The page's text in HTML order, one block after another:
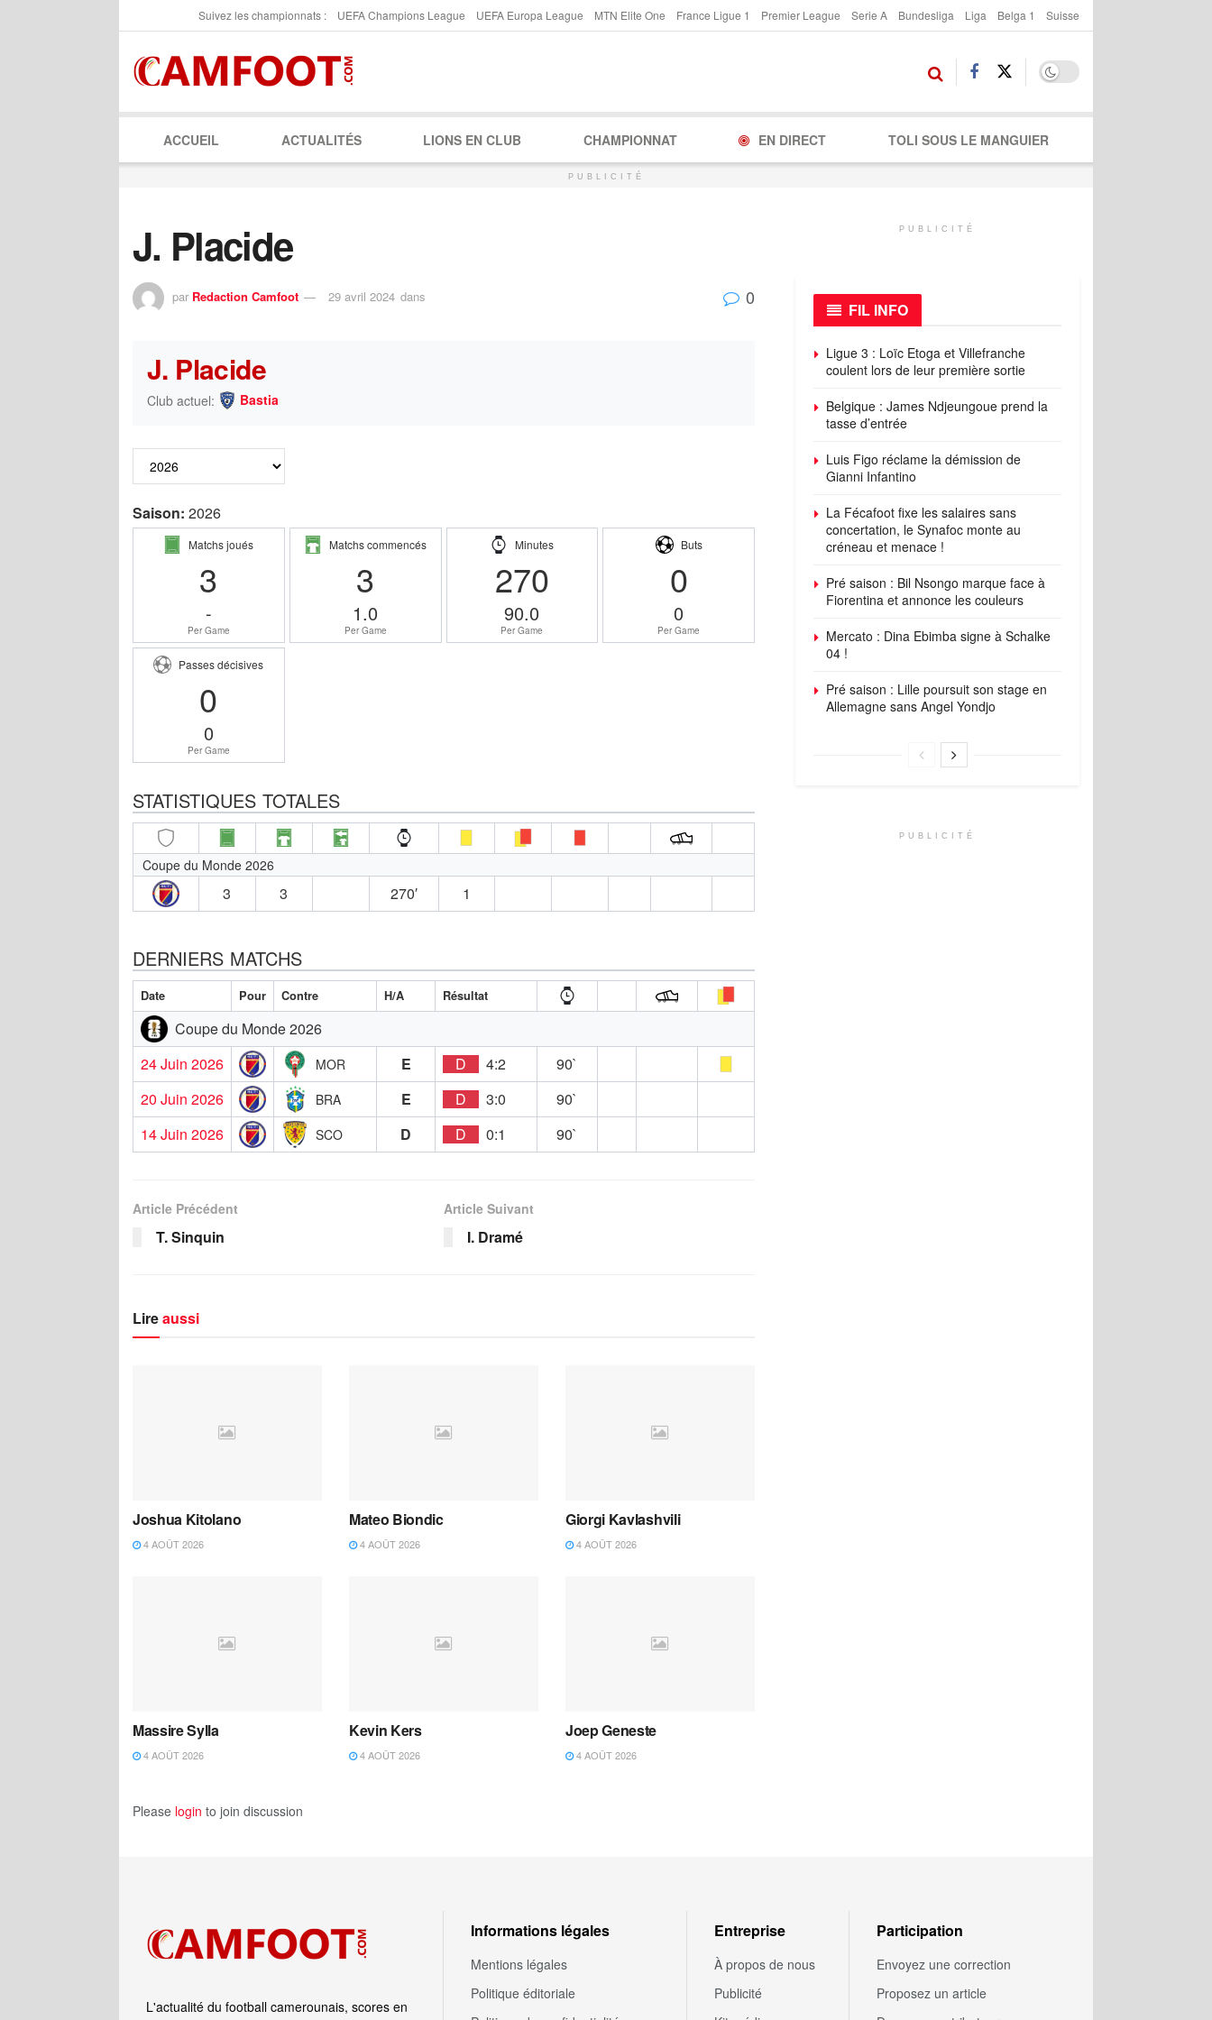
Suivez les championnats : UEFA Champions League UEFA Europa League MTN Elite One France Ligue 1 Premier League Serie A Bundesliga Liga Belga 1 Suisse
ACCUEIL ACTUALITÉS LIONS EN CLUB CHAMPIONNAT EN DIRECT TOLI SOUS LE MANGUIER
PUBLICITÉ
J. Placide
par Redaction Camfoot 29 avril 2024 dans 0
J. Placide
Club actuel: Bastia
Saison: 2026
Matchs joués
3
-
Per Game
Matchs commencés
3
1.0
Per Game
Minutes
270
90.0
Per Game
Buts
0
0
Per Game
Passes décisives
0
0
Per Game
STATISTIQUES TOTALES
Coupe du Monde 2026
3 3 270′ 1
DERNIERS MATCHS
Date Pour Contre H/A Résultat
Coupe du Monde 2026
24 Juin 2026
MOR E D 4:2
90`
20 Juin 2026
BRA E D 3:0
90`
14 Juin 2026
SCO D D 0:1 90`
Article Précédent
T. Sinquin
Article Suivant
I. Dramé
Lireaussi
Joshua Kitolano
4 AOÛT 2026
Mateo Biondic
4 AOÛT 2026
Giorgi Kavlashvili
4 AOÛT 2026
Massire Sylla
4 AOÛT 2026
Kevin Kers
4 AOÛT 2026
Joep Geneste
4 AOÛT 2026
Please login to join discussion
PUBLICITÉ
FIL INFO
Ligue 3 : Loïc Etoga et Villefranche
coulent lors de leur première sortie
Belgique : James Ndjeungoue prend la
tasse d’entrée
Luis Figo réclame la démission de
Gianni Infantino
La Fécafoot fixe les salaires sans
concertation, le Synafoc monte au
créneau et menace !
Pré saison : Bil Nsongo marque face à
Fiorentina et annonce les couleurs
Mercato : Dina Ebimba signe à Schalke
04 !
Pré saison : Lille poursuit son stage en
Allemagne sans Angel Yondjo
PUBLICITÉ
L'actualité du football camerounais, scores en
Informations légales
Mentions légales
Politique éditoriale
Entreprise
À propos de nous
Publicité
Participation
Envoyez une correction
Proposez un article